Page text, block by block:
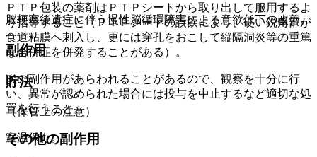
ＰＴＰ包装の薬剤はＰＴＰシートから取り出して服用するよ
う指導すること（ＰＴＰシートの誤飲により、硬い鋭角部が
食道粘膜へ刺入し、更には穿孔をおこして縦隔洞炎等の重篤
な合併症を併発することがある）。
貯法
（保管上の注意）
室温保存。
脳梗塞後遺症に伴う慢性脳循環障害による意欲低下の改善。
副作用
次の副作用があらわれることがあるので、観察を十分に行
い、異常が認められた場合には投与を中止するなど適切な処
置を行うこと。
その他の副作用